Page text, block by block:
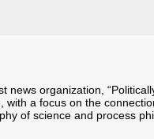
organization,
a focus on the
of science and process